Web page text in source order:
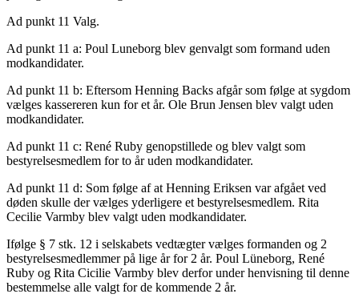
Ad punkt 11 Valg.
Ad punkt 11 a: Poul Luneborg blev genvalgt som formand uden
modkandidater.
Ad punkt 11 b: Eftersom Henning Backs afgår som følge at sygdom
vælges kassereren kun for et år. Ole Brun Jensen blev valgt uden
modkandidater.
Ad punkt 11 c: René Ruby genopstillede og blev valgt som
bestyrelsesmedlem for to år uden modkandidater.
Ad punkt 11 d: Som følge af at Henning Eriksen var afgået ved
døden skulle der vælges yderligere et bestyrelsesmedlem. Rita
Cecilie Varmby blev valgt uden modkandidater.
Ifølge § 7 stk. 12 i selskabets vedtægter vælges formanden og 2
bestyrelsesmedlemmer på lige år for 2 år. Poul Lüneborg, René
Ruby og Rita Cicilie Varmby blev derfor under henvisning til denne
bestemmelse alle valgt for de kommende 2 år.